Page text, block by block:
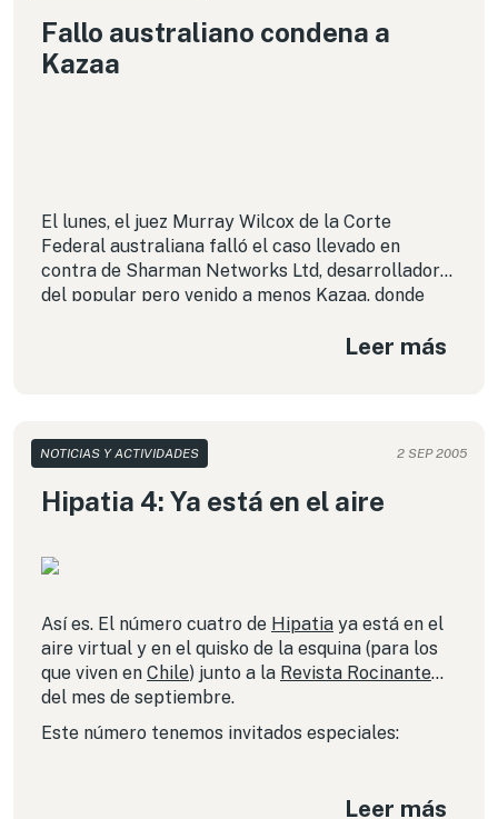
Fallo australiano condena a
Kazaa
El lunes, el juez Murray Wilcox de la Corte
Federal australiana falló el caso llevado en
contra de Sharman Networks Ltd, desarrollador
del popular pero venido a menos Kazaa, donde
indubitada infracción al copyright por parte de
Leer más
NOTICIAS Y ACTIVIDADES 2 SEP 2005
Hipatia 4: Ya está en el aire
Así es. El número cuatro de Hipatia ya está en el
aire virtual y en el quisko de la esquina (para los
que viven en Chile) junto a la Revista Rocinante
del mes de septiembre.
Este número tenemos invitados especiales:
Leer más